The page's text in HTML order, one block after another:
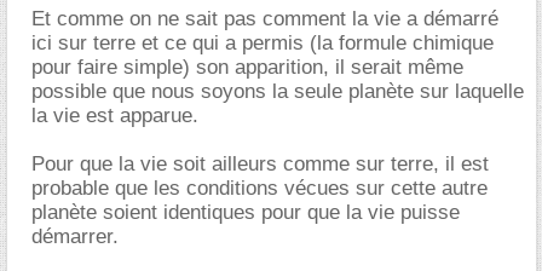
Et comme on ne sait pas comment la vie a démarré
ici sur terre et ce qui a permis (la formule chimique
pour faire simple) son apparition, il serait même
possible que nous soyons la seule planète sur laquelle
la vie est apparue.
Pour que la vie soit ailleurs comme sur terre, il est
probable que les conditions vécues sur cette autre
planète soient identiques pour que la vie puisse
démarrer.